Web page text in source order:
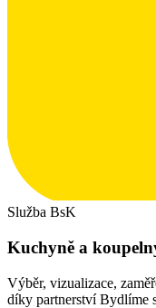
Služba BsK
Kuchyně a
Výběr, vizualizace,
díky partnerství Bydlíme